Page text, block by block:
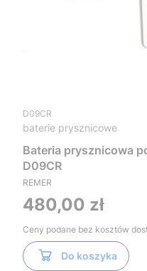
D09CR
baterie prysznicowe
Bateria prysznicowa
D09CR
REMER
Cena
480,00 zł
Ceny podane bez kosztów
Do koszyka